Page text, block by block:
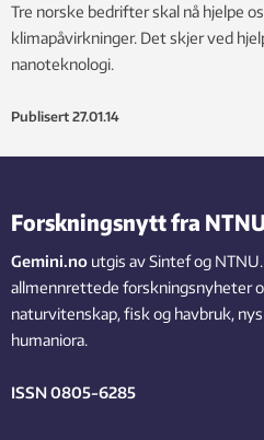
Tre norske bedrifter skal nå hjelpe
klimapåvirkninger. Det skjer ved
nanoteknologi.
Publisert 27.01.14
Forskningsnytt fra
Gemini.no utgis av Sintef og
allmennrettede forskningsnyheter
naturvitenskap, fisk og havbruk,
humaniora.
ISSN 0805-6285